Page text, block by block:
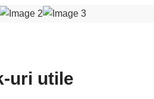
uri utile